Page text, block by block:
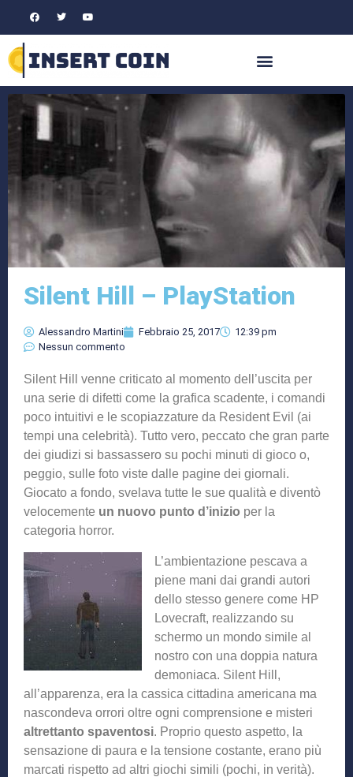
Silent Hill – PlayStation
Alessandro Martini Febbraio 25, 2017
12:39 pm
Nessun commento
Silent Hill venne criticato al momento dell’uscita per
una serie di difetti come la grafica scadente, i comandi
poco intuitivi e le scopiazzature da Resident Evil (ai
tempi una celebrità). Tutto vero, peccato che gran parte
dei giudizi si bassassero su pochi minuti di gioco o,
peggio, sulle foto viste dalle pagine dei giornali.
Giocato a fondo, svelava tutte le sue qualità e diventò
velocemente un nuovo punto d’inizio per la
categoria horror.
L’ambientazione pescava a
piene mani dai grandi autori
dello stesso genere come HP
Lovecraft, realizzando su
schermo un mondo simile al
nostro con una doppia natura
demoniaca. Silent Hill,
all’apparenza, era la cassica cittadina americana ma
nascondeva orrori oltre ogni comprensione e misteri
altrettanto spaventosi. Proprio questo aspetto, la
sensazione di paura e la tensione costante, erano più
marcati rispetto ad altri giochi simili (pochi, in verità).